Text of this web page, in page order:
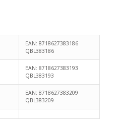
EAN: 8718627383186
QBL383186
EAN: 8718627383193
QBL383193
EAN: 8718627383209
QBL383209